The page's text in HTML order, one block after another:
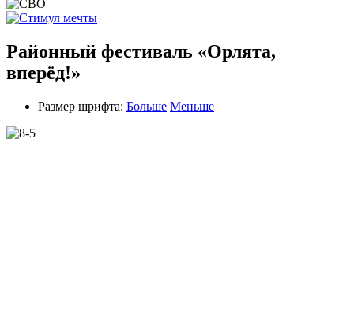
Районный фестиваль «Орлята,
вперёд!»
Размер шрифта: Больше Меньше